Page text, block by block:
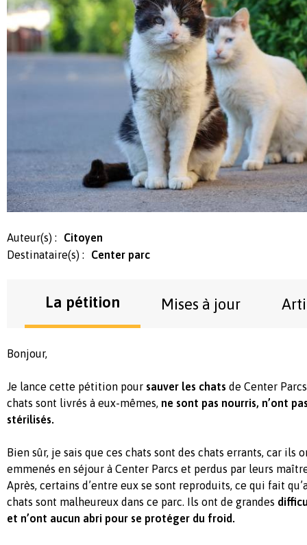
Auteur(s) :
Citoyen
Destinataire(s) :
Center parc
La pétition Mises à jour
Bonjour,
Je lance cette pétition pour sauver les chats de Center
chats sont livrés à eux-mêmes, ne sont pas nourris, n’ont
stérilisés.
Bien sûr, je sais que ces chats sont des chats errants, car ils
emmenés en séjour à Center Parcs et perdus par leurs
Après, certains d’entre eux se sont reproduits, ce qui fait
chats sont malheureux dans ce parc. Ils ont de grandes
et n’ont aucun abri pour se protéger du froid.